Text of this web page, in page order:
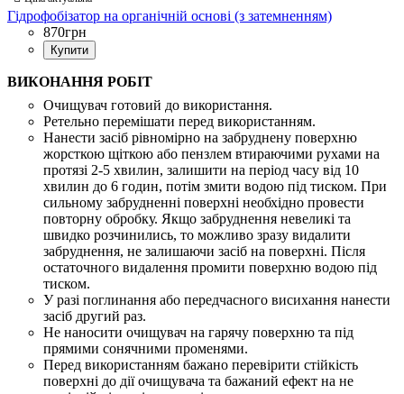
Гідрофобізатор на органічній основі (з затемненням)
870грн
Купити
ВИКОНАННЯ РОБІТ
Очищувач готовий до використання.
Ретельно перемішати перед використанням.
Нанести засіб рівномірно на забруднену поверхню
жорсткою щіткою або пензлем втираючими рухами на
протязі 2-5 хвилин, залишити на період часу від 10
хвилин до 6 годин, потім змити водою під тиском. При
сильному забрудненні поверхні необхідно провести
повторну обробку. Якщо забруднення невеликі та
швидко розчинились, то можливо зразу видалити
забруднення, не залишаючи засіб на поверхні. Після
остаточного видалення промити поверхню водою під
тиском.
У разі поглинання або передчасного висихання нанести
засіб другий раз.
Не наносити очищувач на гарячу поверхню та під
прямими сонячними променями.
Перед використанням бажано перевірити стійкість
поверхні до дії очищувача та бажаний ефект на не